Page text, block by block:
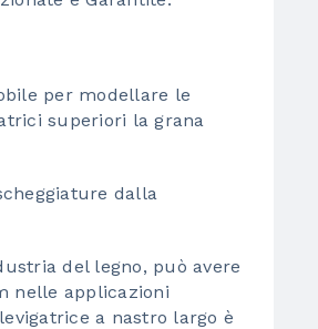
per modellare le
superiori la grana
dalla
del legno, può avere
nelle applicazioni
a nastro largo è